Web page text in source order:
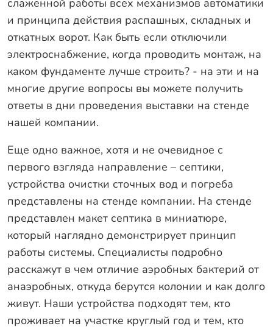
и принципа действия распашных, складных и
откатных ворот. Как быть если отключили
электроснабжение, когда проводить монтаж, на
каком фундаменте лучше строить? - на эти и на
многие другие вопросы вы можете получить
ответы в дни проведения выставки на стенде
нашей компании.
Еще одно важное, хотя и не очевидное с
первого взгляда направление – септики,
устройства очистки сточных вод и погреба
представлены на стенде компании. На стенде
представлен макет септика в миниатюре,
который наглядно демонстрирует принцип
работы системы. Специалисты подробно
расскажут в чем отличие аэробных бактерий от
анаэробных, откуда берутся колонии и как долго
живут. Наши устройства подходят тем, кто
проживает на участке круглый год и тем, кто